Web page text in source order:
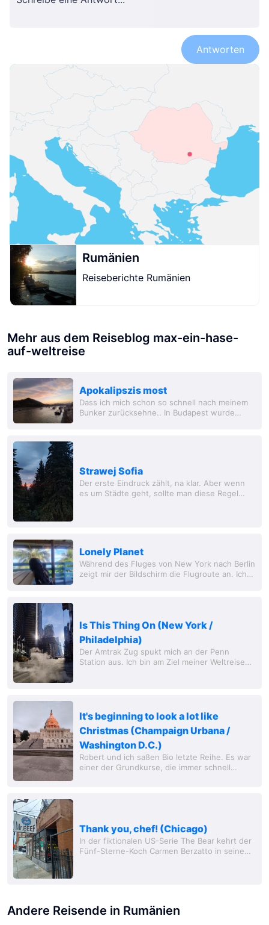
Antworten
Rumänien
Reiseberichte Rumänien
Mehr aus dem Reiseblog max-ein-hase-
auf-weltreise
Apokalipszis most
Dass ich mich schon so schnell nach meinem
Bunker zurücksehne.. In Budapest wurde
Strawej Sofia
Der erste Eindruck zählt, na klar. Aber wenn
es um Städte geht, sollte man diese Regel
Lonely Planet
Während des Fluges von New York nach Berlin
zeigt mir der Bildschirm die Flugroute an. Ich
Is This Thing On (New York /
Philadelphia)
Der Amtrak Zug spukt mich an der Penn
Station aus. Ich bin am Ziel meiner Weltreise
It's beginning to look a lot like
Christmas (Champaign Urbana /
Washington D.C.)
Robert und ich saßen Bio letzte Reihe. Es war
einer der Grundkurse, die immer schnell
Thank you, chef! (Chicago)
In der fiktionalen US-Serie The Bear kehrt der
Fünf-Sterne-Koch Carmen Berzatto in seine
Andere Reisende in Rumänien